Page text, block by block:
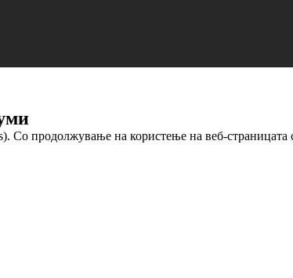
Со продолжување на користење на веб-страницата